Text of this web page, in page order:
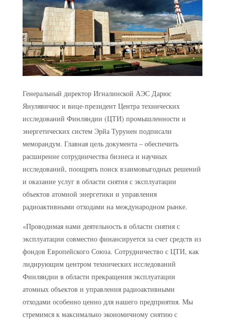
Генеральный директор Игналинской АЭС Дарюс
Янулявичюс и вице-президент Центра технических
исследований Финляндии (ЦТИ) промышленности и
энергетических систем Эрйа Турунен подписали
меморандум. Главная цель документа – обеспечить
расширение сотрудничества бизнеса и научных
исследований, поощрять поиск взаимовыгодных решений
и оказание услуг в области снятия с эксплуатации
объектов атомной энергетики и управления
радиоактивными отходами на международном рынке.
«Проводимая нами деятельность в области снятия с
эксплуатации совместно финансируется за счет средств из
фондов Европейского Союза. Сотрудничество с ЦТИ, как
лидирующим центром технических исследований
Финляндии в области прекращения эксплуатации
атомных объектов и управления радиоактивными
отходами особенно ценно для нашего предприятия. Мы
стремимся к максимально экономичному снятию с